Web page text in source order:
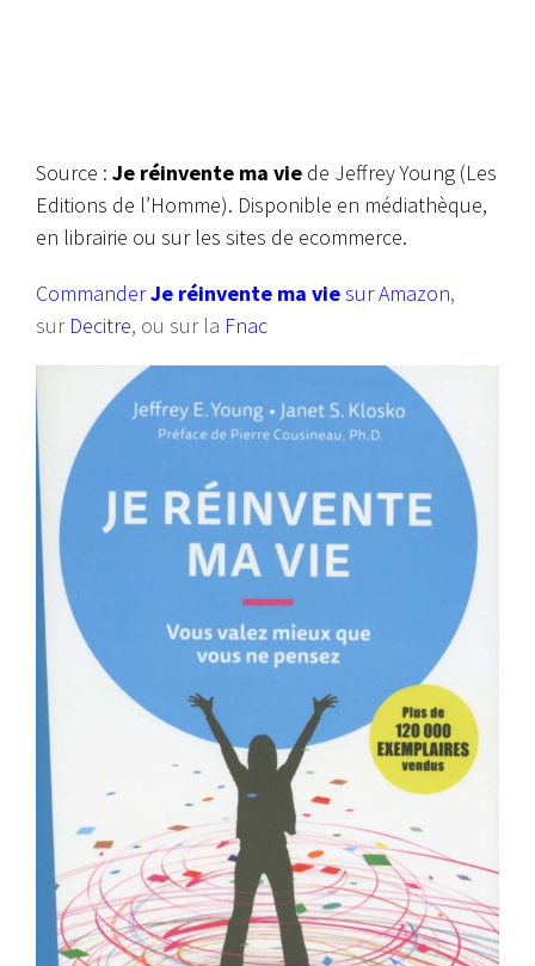
Source : Je réinvente ma vie de Jeffrey Young (Les
Editions de l’Homme). Disponible en médiathèque,
en librairie ou sur les sites de ecommerce.
CommanderJe réinvente ma viesur Amazon,
sur Decitre, ou sur la Fnac